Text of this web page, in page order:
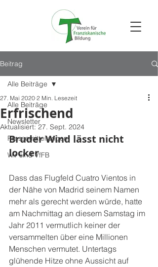
Beitrag
Alle Beiträge
Newsletter
Pressemitteilungen
Wir sind VfFB
Alle Beiträge
Erfrischend
27. Mai 2020 2 Min. Lesezeit
Aktualisiert:27. Sept. 2024
Bruder Wind lässt nicht
locker
Dass das Flugfeld Cuatro Vientos in
der Nähe von Madrid seinem Namen
mehr als gerecht werden würde, hatte
am Nachmittag an diesem Samstag im
Jahr 2011 vermutlich keiner der
versammelten über eine Millionen
Menschen vermutet. Untertags
glühende Hitze ohne Aussicht auf